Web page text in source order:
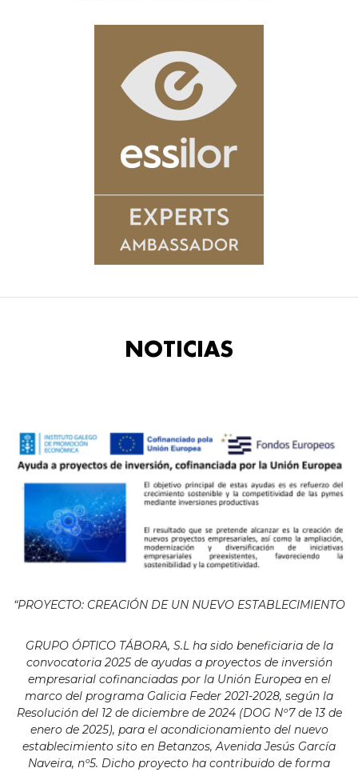
NOTICIAS
“PROYECTO: CREACIÓN DE UN NUEVO ESTABLECIMIENTO
GRUPO ÓPTICO TÁBORA, S.L ha sido beneficiaria de la
convocatoria 2025 de ayudas a proyectos de inversión
empresarial cofinanciadas por la Unión Europea en el
marco del programa Galicia Feder 2021-2028, según la
Resolución del 12 de diciembre de 2024 (DOG Nº7 de 13 de
enero de 2025), para el acondicionamiento del nuevo
establecimiento sito en Betanzos, Avenida Jesús García
Naveira, nº5. Dicho proyecto ha contribuido de forma